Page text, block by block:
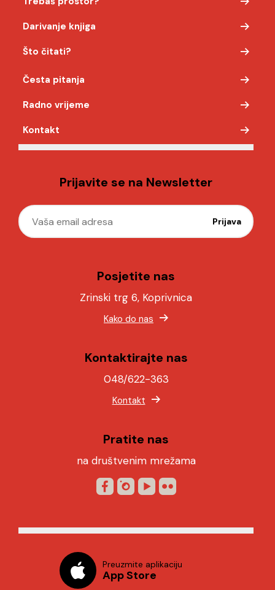
Darivanje knjiga
Što čitati?
Česta pitanja
Radno vrijeme
Kontakt
Prijavite se na Newsletter
Posjetite nas
Zrinski trg 6, Koprivnica
Kako do nas
Kontaktirajte nas
048/622-363
Kontakt
Pratite nas
na društvenim mrežama
Preuzmite aplikaciju
App Store